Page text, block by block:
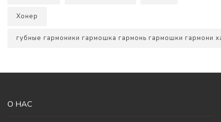
Хонер
губные гармоники гармошка гармонь гармошки гармони
О НАС